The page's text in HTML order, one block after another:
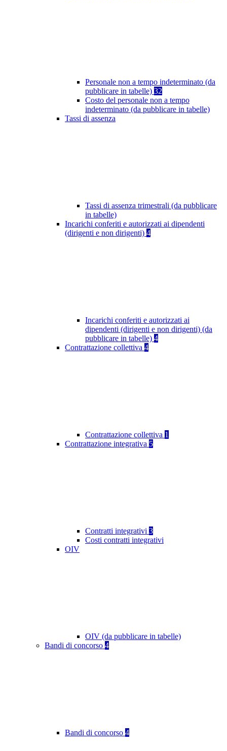
Personale non a tempo indeterminato (da
pubblicare in tabelle) 32
Costo del personale non a tempo
indeterminato (da pubblicare in tabelle)
Tassi di assenza
Tassi di assenza trimestrali (da pubblicare
in tabelle)
Incarichi conferiti e autorizzati ai dipendenti
(dirigenti e non dirigenti) 4
Incarichi conferiti e autorizzati ai
dipendenti (dirigenti e non dirigenti) (da
pubblicare in tabelle) 4
Contrattazione collettiva 4
Contrattazione collettiva 1
Contrattazione integrativa 5
Contratti integrativi 3
Costi contratti integrativi
OIV
OIV (da pubblicare in tabelle)
Bandi di concorso 4
Bandi di concorso 4